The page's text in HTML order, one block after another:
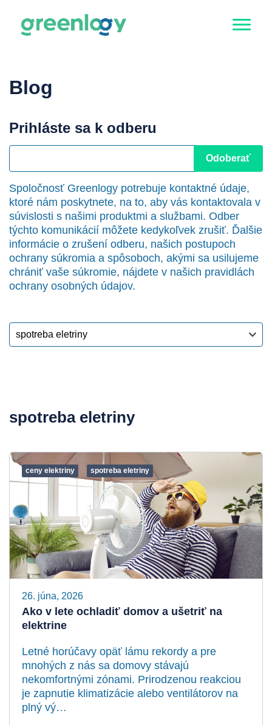
Blog
Prihláste sa k odberu
Spoločnosť Greenlogy potrebuje kontaktné údaje,
ktoré nám poskytnete, na to, aby vás kontaktovala v
súvislosti s našimi produktmi a službami. Odber
týchto komunikácií môžete kedykoľvek zrušiť. Ďalšie
informácie o zrušení odberu, našich postupoch
ochrany súkromia a spôsoboch, akými sa usilujeme
chrániť vaše súkromie, nájdete v našich pravidlách
ochrany osobných údajov.
spotreba eletriny
ceny elektriny spotreba eletriny
26. júna, 2026
Ako v lete ochladiť domov a ušetriť na
elektrine
Letné horúčavy opäť lámu rekordy a pre
mnohých z nás sa domovy stávajú
nekomfortnými zónami. Prirodzenou reakciou
je zapnutie klimatizácie alebo ventilátorov na
plný vý…